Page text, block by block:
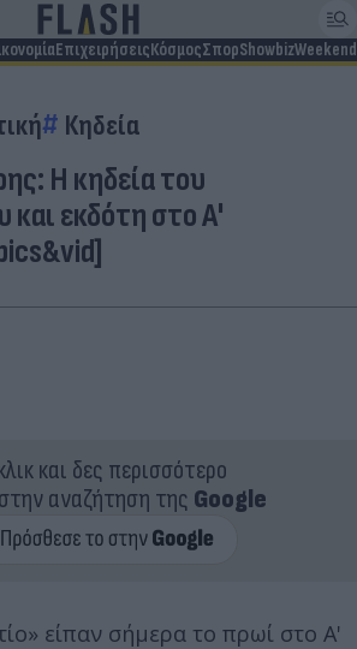
ΕπιχειρήσειςΚόσμοςΣπορShowbizWeekend
Κηδεία
Η κηδεία του
εκδότη στο Α'
και δες περισσότερο
στην αναζήτηση της Google
είπαν σήμερα το πρωί στο Α'